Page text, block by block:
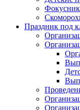
Фокусник
Праздник под